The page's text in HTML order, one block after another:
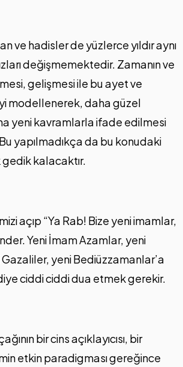
ve hadisler de yüzlerce yıldır aynı
değişmemektedir. Zamanın ve
gelişmesi ile bu ayet ve
modellenerek, daha güzel
yeni kavramlarla ifade edilmesi
yapılmadıkça da bu konudaki
gedik kalacaktır.
açıp “Ya Rab! Bize yeni imamlar,
Yeni İmam Azamlar, yeni
yeni Bediüzzamanlar’a
diye ciddi ciddi dua etmek gerekir.
bir cins açıklayıcısı, bir
etkin paradigması gereğince